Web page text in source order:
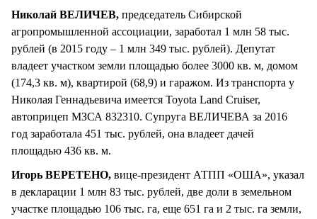
Николай ВЕЛИЧЕВ, председатель Сибирской
агропромышленной ассоциации, заработал 1 млн 58 тыс.
рублей (в 2015 году – 1 млн 349 тыс. рублей). Депутат
владеет участком земли площадью более 3000 кв. м, домом
(174,3 кв. м), квартирой (68,9) и гаражом. Из транспорта у
Николая Геннадьевича имеется Toyota Land Cruiser,
автоприцеп МЗСА 832310. Супруга ВЕЛИЧЕВА за 2016
год заработала 451 тыс. рублей, она владеет дачей
площадью 436 кв. м.
Игорь ВЕРЕТЕНО, вице-президент АТПП «ОША», указал
в декларации 1 млн 83 тыс. рублей, две доли в земельном
участке площадью 106 тыс. га, еще 651 га и 2 тыс. га земли,